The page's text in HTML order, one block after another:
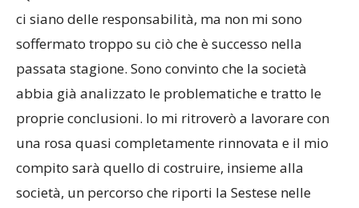
“Quando arriva una retrocessione è inevitabile che
ci siano delle responsabilità, ma non mi sono
soffermato troppo su ciò che è successo nella
passata stagione. Sono convinto che la società
abbia già analizzato le problematiche e tratto le
proprie conclusioni. Io mi ritroverò a lavorare con
una rosa quasi completamente rinnovata e il mio
compito sarà quello di costruire, insieme alla